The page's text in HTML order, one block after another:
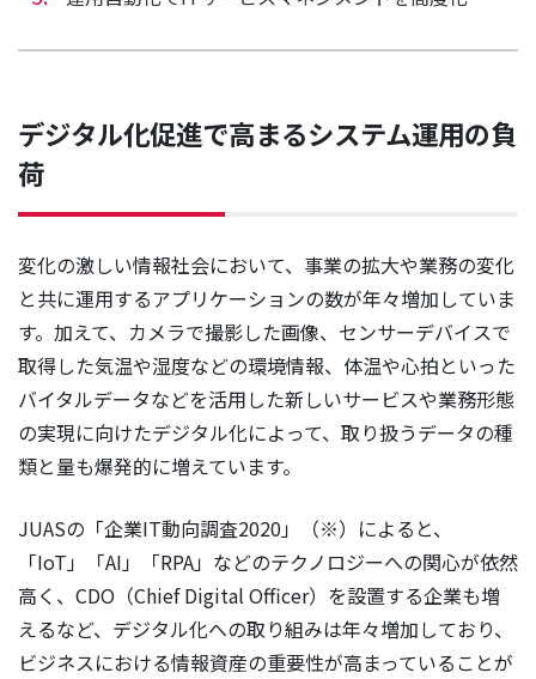
デジタル化促進で高まるシステム運用の負
荷
変化の激しい情報社会において、事業の拡大や業務の変化
と共に運用するアプリケーションの数が年々増加していま
す。加えて、カメラで撮影した画像、センサーデバイスで
取得した気温や湿度などの環境情報、体温や心拍といった
バイタルデータなどを活用した新しいサービスや業務形態
の実現に向けたデジタル化によって、取り扱うデータの種
類と量も爆発的に増えています。
JUASの「企業IT動向調査2020」（※）によると、
「IoT」「AI」「RPA」などのテクノロジーへの関心が依然
高く、CDO（Chief Digital Officer）を設置する企業も増
えるなど、デジタル化への取り組みは年々増加しており、
ビジネスにおける情報資産の重要性が高まっていることが